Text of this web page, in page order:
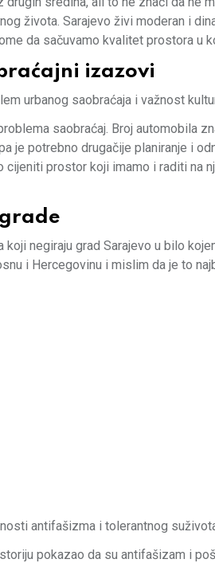
života. Sarajevo živi moderan i
da sačuvamo kvalitet prostora u
izazovi
urbanog saobraćaja i važnost
saobraćaj. Broj automobila
je potrebno drugačije planiranje i
cijeniti prostor koji imamo i raditi na
koji negiraju grad Sarajevo u bilo
i Hercegovinu i mislim da je to
antifašizma i tolerantnog
pokazao da su antifašizam i